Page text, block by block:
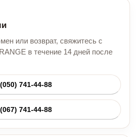
или возврат, свяжитесь с
в течение 14 дней после
(050) 741-44-88
(067) 741-44-88